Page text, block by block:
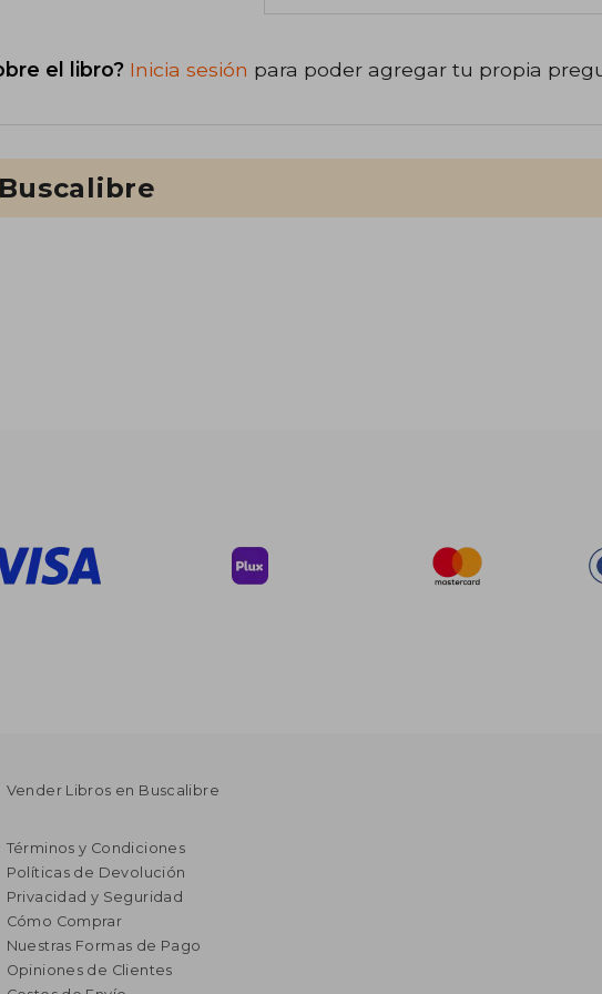
el libro? Inicia sesión para poder agregar tu propia
Vender Libros en Buscalibre
Términos y Condiciones
Políticas de Devolución
Privacidad y Seguridad
Cómo Comprar
Nuestras Formas de Pago
Opiniones de Clientes